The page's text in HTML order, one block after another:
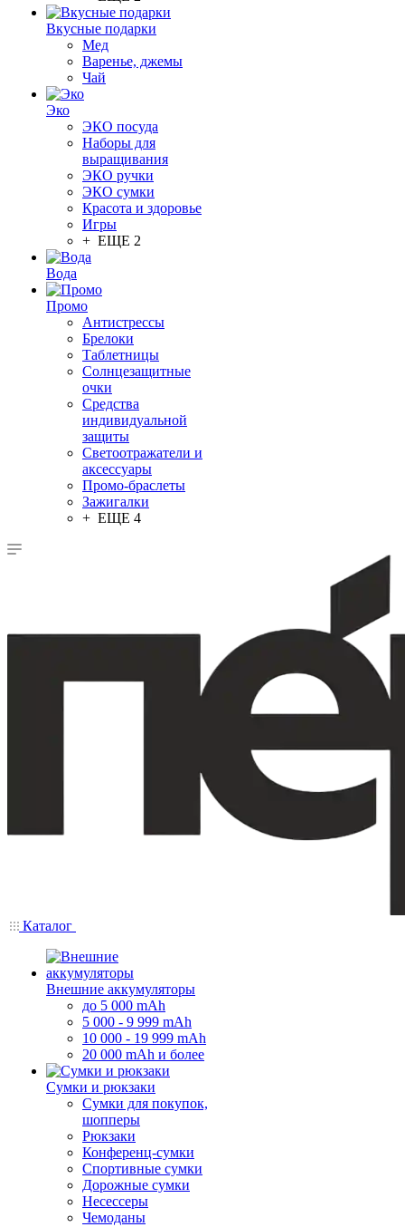
Вкусные подарки
Мед
Варенье, джемы
Чай
Эко
ЭКО посуда
Наборы для
выращивания
ЭКО ручки
ЭКО сумки
Красота и здоровье
Игры
+ ЕЩЕ 2
Вода
Промо
Антистрессы
Брелоки
Таблетницы
Солнцезащитные
очки
Средства
индивидуальной
защиты
Светоотражатели и
аксессуары
Промо-браслеты
Зажигалки
+ ЕЩЕ 4
Каталог
Внешние аккумуляторы
до 5 000 mAh
5 000 - 9 999 mAh
10 000 - 19 999 mAh
20 000 mAh и более
Сумки и рюкзаки
Сумки для покупок,
шопперы
Рюкзаки
Конференц-сумки
Спортивные сумки
Дорожные сумки
Несессеры
Чемоданы